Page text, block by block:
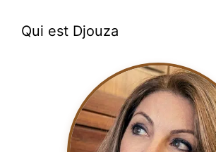
Qui est Djouza